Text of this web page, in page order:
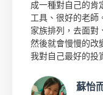
成一種對自己的肯
工具、很好的老
家族排列，去面對
然後就會慢慢的改
我對自己最好的投
蘇怡